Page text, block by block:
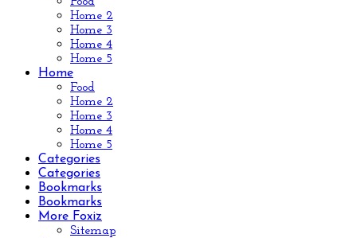
Home 2
Home 3
Home 4
Home 5
Home
Food
Home 2
Home 3
Home 4
Home 5
Categories
Categories
Bookmarks
Bookmarks
More Foxiz
Sitemap